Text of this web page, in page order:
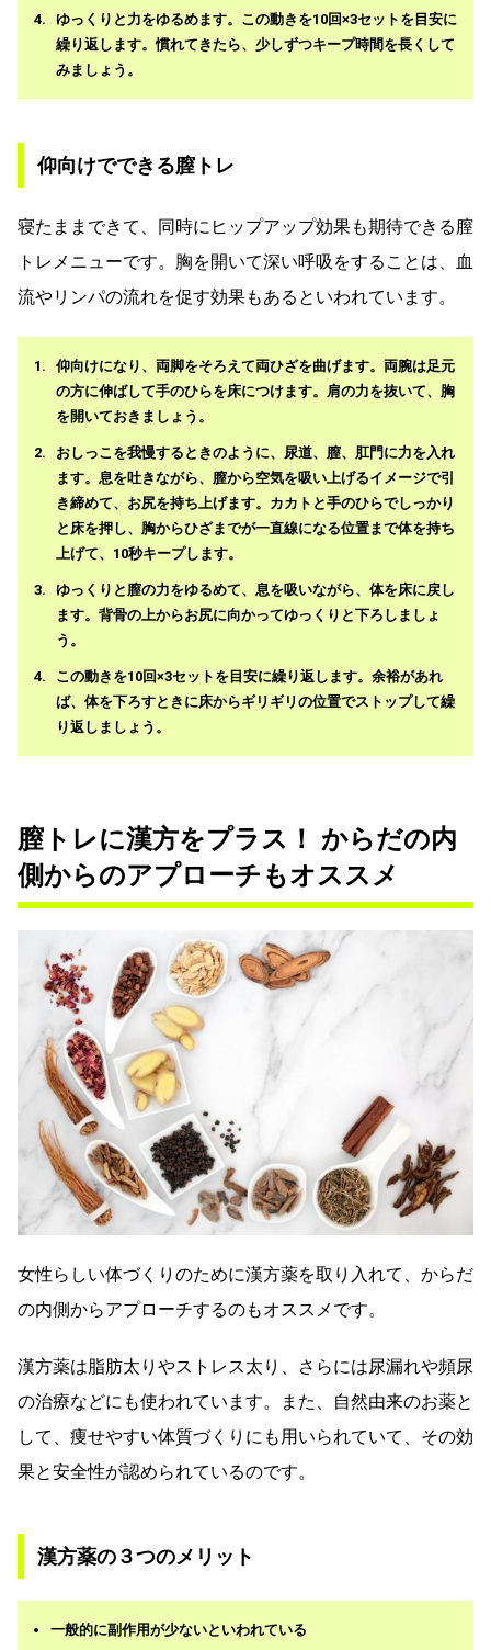
ゆっくりと力をゆるめます。この動きを10回×3セットを目安に
繰り返します。慣れてきたら、少しずつキープ時間を長くして
みましょう。
仰向けでできる膣トレ
寝たままできて、同時にヒップアップ効果も期待できる膣
トレメニューです。胸を開いて深い呼吸をすることは、血
流やリンパの流れを促す効果もあるといわれています。
仰向けになり、両脚をそろえて両ひざを曲げます。両腕は足元
の方に伸ばして手のひらを床につけます。肩の力を抜いて、胸
を開いておきましょう。
おしっこを我慢するときのように、尿道、膣、肛門に力を入れ
ます。息を吐きながら、膣から空気を吸い上げるイメージで引
き締めて、お尻を持ち上げます。カカトと手のひらでしっかり
と床を押し、胸からひざまでが一直線になる位置まで体を持ち
上げて、10秒キープします。
ゆっくりと膣の力をゆるめて、息を吸いながら、体を床に戻し
ます。背骨の上からお尻に向かってゆっくりと下ろしましょ
う。
この動きを10回×3セットを目安に繰り返します。余裕があれ
ば、体を下ろすときに床からギリギリの位置でストップして繰
り返しましょう。
膣トレに漢方をプラス！ からだの内
側からのアプローチもオススメ
女性らしい体づくりのために漢方薬を取り入れて、からだ
の内側からアプローチするのもオススメです。
漢方薬は脂肪太りやストレス太り、さらには尿漏れや頻尿
の治療などにも使われています。また、自然由来のお薬と
して、痩せやすい体質づくりにも用いられていて、その効
果と安全性が認められているのです。
漢方薬の３つのメリット
一般的に副作用が少ないといわれている